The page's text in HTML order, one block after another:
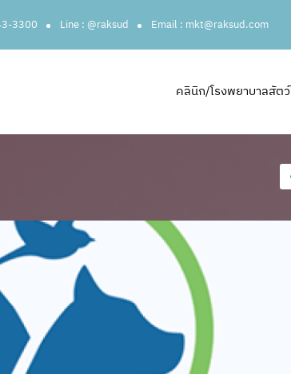
3300 Line : @raksud Email : mkt@raksud.com
คลินิก/โรงพยาบาลสัตว์